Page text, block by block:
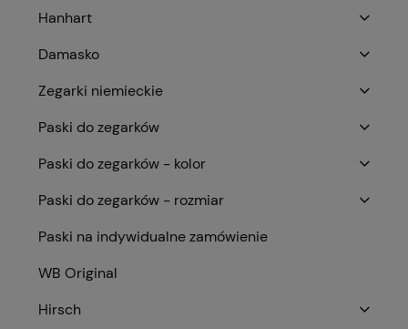
Hanhart
Damasko
Zegarki niemieckie
Paski do zegarków
Paski do zegarków - kolor
Paski do zegarków - rozmiar
Paski na indywidualne zamówienie
WB Original
Hirsch